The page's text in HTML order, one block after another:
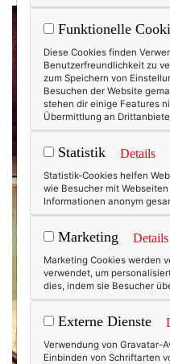
Funktionelle
Diese Cookies finden
Benutzerfreundlichkeit zu
zum Speichern von
Besuchen der Website
stehen dir einige Features
Übermittlung an
Statistik Details
Statistik-Cookies helfen
wie Besucher mit
Informationen anonym
Marketing Details
Marketing Cookies werden
verwendet, um
dies, indem sie Besucher
Externe Dienste
Verwendung von Gravatar-
Einbinden von Schriftarten